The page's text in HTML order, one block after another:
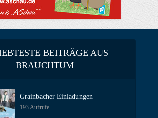
BEITRÄGE AUS
BRAUCHTUM
Grainbacher Einladungen
193 Aufrufe